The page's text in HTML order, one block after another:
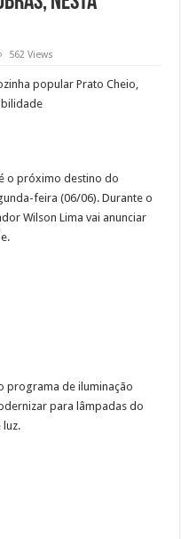
562 Views
popular Prato Cheio,
o próximo destino do
feira (06/06). Durante o
Wilson Lima vai anunciar
programa de iluminação
para lâmpadas do
luz.